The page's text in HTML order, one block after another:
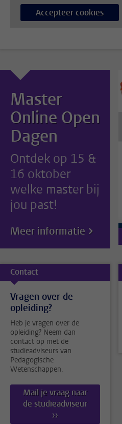
Accepteer cookies
Master
Online Open
Dagen
Ontdek op 15 &
16 oktober
welke master bij
jou past!
Meer informatie
Contact
Vragen over de
opleiding?
Heb je vragen over de
opleiding? Neem dan
contact op met de
studieadviseurs van
Pedagogische
Wetenschappen.
Mail je vraag naar
de studieadviseur
››